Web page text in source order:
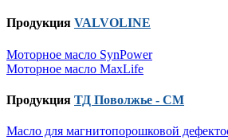
Продукция VALVOLINE
Моторное масло SynPower
Моторное масло MaxLife
Продукция ТД Поволжье - СМ
Масло для магнитопорошковой